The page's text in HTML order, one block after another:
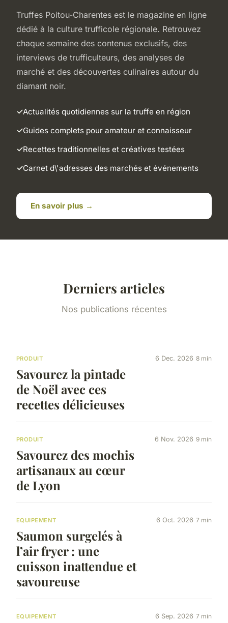
Truffes Poitou-Charentes est le magazine en ligne
dédié à la culture trufficole régionale. Retrouvez
chaque semaine des contenus exclusifs, des
interviews de trufficulteurs, des analyses de
marché et des découvertes culinaires autour du
diamant noir.
Actualités quotidiennes sur la truffe en région
Guides complets pour amateur et connaisseur
Recettes traditionnelles et créatives testées
Carnet d\'adresses des marchés et événements
En savoir plus →
Derniers articles
Nos publications récentes
PRODUIT
Savourez la pintade
de Noël avec ces
recettes délicieuses
6 Dec. 2026 8 min
PRODUIT
Savourez des mochis
artisanaux au cœur
de Lyon
6 Nov. 2026 9 min
EQUIPEMENT
Saumon surgelés à
l’air fryer : une
cuisson inattendue et
savoureuse
6 Oct. 2026 7 min
EQUIPEMENT 6 Sep. 2026 7 min